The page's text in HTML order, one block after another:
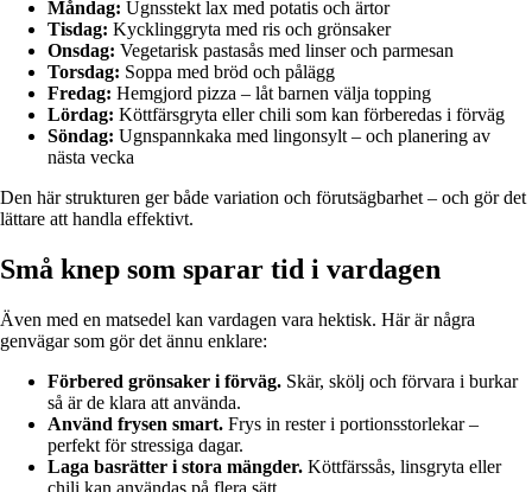
Måndag: Ugnsstekt lax med potatis och ärtor
Tisdag: Kycklinggryta med ris och grönsaker
Onsdag: Vegetarisk pastasås med linser och parmesan
Torsdag: Soppa med bröd och pålägg
Fredag: Hemgjord pizza – låt barnen välja topping
Lördag: Köttfärsgryta eller chili som kan förberedas i förväg
Söndag: Ugnspannkaka med lingonsylt – och planering av
nästa vecka
Den här strukturen ger både variation och förutsägbarhet – och gör det
lättare att handla effektivt.
Små knep som sparar tid i vardagen
Även med en matsedel kan vardagen vara hektisk. Här är några
genvägar som gör det ännu enklare:
Förbered grönsaker i förväg. Skär, skölj och förvara i burkar
så är de klara att använda.
Använd frysen smart. Frys in rester i portionsstorlekar –
perfekt för stressiga dagar.
Laga basrätter i stora mängder. Köttfärssås, linsgryta eller
chili kan användas på flera sätt.